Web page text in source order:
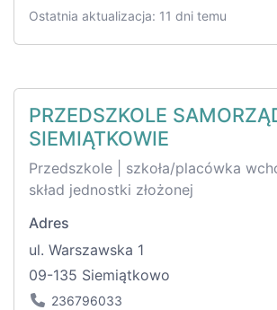
Ostatnia aktualizacja: 11 dni temu
PRZEDSZKOLE
SIEMIĄTKOWIE
Przedszkole | szkoła/placówka
skład jednostki złożonej
Adres
ul. Warszawska 1
09-135 Siemiątkowo
236796033